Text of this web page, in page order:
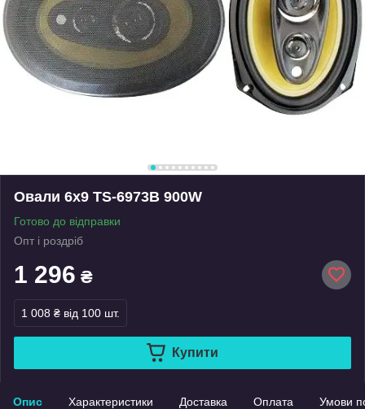
Овали 6х9 TS-6973B 900W
Готово до відправки
Опт і роздріб
1 296 ₴
1 008 ₴ від 100 шт.
Купити
Опис Характеристики Доставка Оплата Умови